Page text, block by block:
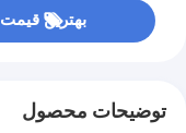
بهترین قیمت
توضیحات محصول